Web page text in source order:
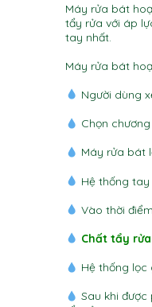
Máy rửa bát
tẩy rửa với áp
tay nhất.
Máy rửa bát
Người dùng
Chọn
Máy rửa bát
Hệ thống
Vào thời
Chất tẩy
Hệ thống
Sau khi